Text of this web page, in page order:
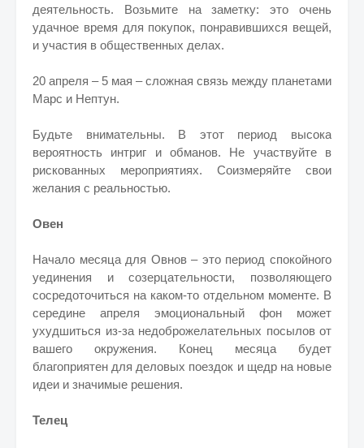
деятельность. Возьмите на заметку: это очень
удачное время для покупок, понравившихся вещей,
и участия в общественных делах.
20 апреля – 5 мая – сложная связь между планетами
Марс и Нептун.
Будьте внимательны. В этот период высока
вероятность интриг и обманов. Не участвуйте в
рискованных мероприятиях. Соизмеряйте свои
желания с реальностью.
Овен
Начало месяца для Овнов – это период спокойного
уединения и созерцательности, позволяющего
сосредоточиться на каком-то отдельном моменте. В
середине апреля эмоциональный фон может
ухудшиться из-за недоброжелательных посылов от
вашего окружения. Конец месяца будет
благоприятен для деловых поездок и щедр на новые
идеи и значимые решения.
Телец